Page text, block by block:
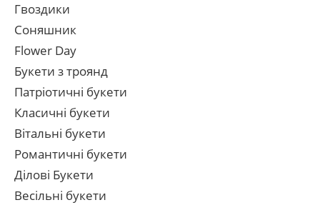
Гвоздики
Соняшник
Flower Day
Букети з троянд
Патріотичні букети
Класичні букети
Вітальні букети
Романтичні букети
Ділові Букети
Весільні букети